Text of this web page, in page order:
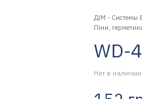
ДіМ - Системы
Піни,
WD-
Нет в наличии